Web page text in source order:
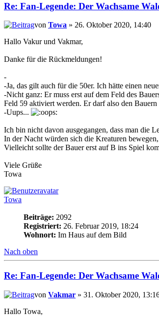
Re: Fan-Legende: Der Wachsame
von Towa » 26. Oktober 2020, 14:40
Hallo Vakur und Vakmar,
Danke für die Rückmeldungen!
-
-Ja, das gilt auch für die 50er. Ich hätte einen
-Nicht ganz: Er muss erst auf dem Feld des
Feld 59 aktiviert werden. Er darf also den
-Uups...
Ich bin nicht davon ausgegangen, dass man die
In der Nacht würden sich die Kreaturen
Vielleicht sollte der Bauer erst auf B ins Spiel
Viele Grüße
Towa
Towa
Beiträge: 2092
Registriert: 26. Februar 2019, 18:24
Wohnort: Im Haus auf dem Bild
Nach oben
Re: Fan-Legende: Der Wachsame
von Vakmar » 31. Oktober 2020,
Hallo Towa,